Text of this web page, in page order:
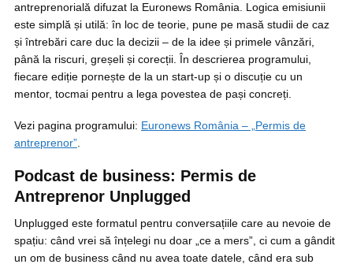
antreprenorială difuzat la Euronews România. Logica emisiunii
este simplă și utilă: în loc de teorie, pune pe masă studii de caz
și întrebări care duc la decizii – de la idee și primele vânzări,
până la riscuri, greșeli și corecții. În descrierea programului,
fiecare ediție pornește de la un start-up și o discuție cu un
mentor, tocmai pentru a lega povestea de pași concreți.
Vezi pagina programului: Euronews România – „Permis de
antreprenor”.
Podcast de business: Permis de
Antreprenor Unplugged
Unplugged este formatul pentru conversațiile care au nevoie de
spațiu: când vrei să înțelegi nu doar „ce a mers”, ci cum a gândit
un om de business când nu avea toate datele, când era sub